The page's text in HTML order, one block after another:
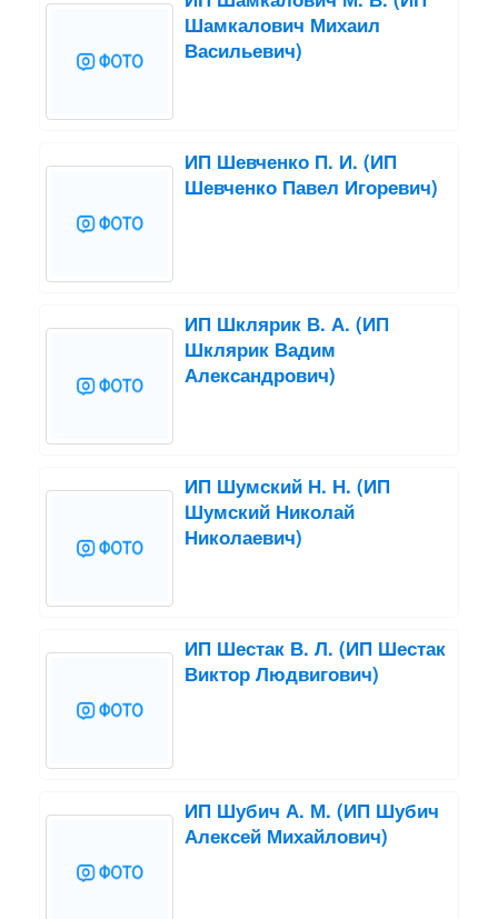
Шамкалович Михаил
Васильевич)
ИП Шевченко П. И. (ИП
Шевченко Павел Игоревич)
ИП Шклярик В. А. (ИП
Шклярик Вадим
Александрович)
ИП Шумский Н. Н. (ИП
Шумский Николай
Николаевич)
ИП Шестак В. Л. (ИП Шестак
Виктор Людвигович)
ИП Шубич А. М. (ИП Шубич
Алексей Михайлович)